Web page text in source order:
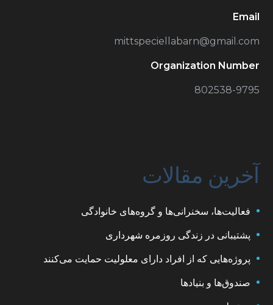
Email
mittspeciellabarn@gmail.com
Organization Number
802538-9795
آخرین مقالات
فعالیت‌ها، سخنرانی‌ها و گروه‌های خانوادگی
پشتیبانی در زندگی روزمره شهرداری
پروژه‌هایی که از افراد دارای معلولیت حمایت می‌کنند
صندوق‌ها و بنیادها